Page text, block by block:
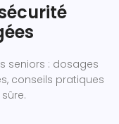
seniors : dosages
conseils pratiques